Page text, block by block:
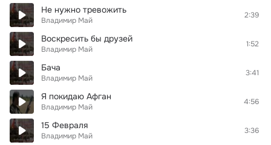
Не нужно тревожить
Владимир Май
2:39
Воскресить бы друзей
Владимир Май
1:52
Бача
Владимир Май
3:41
Я покидаю Афган
Владимир Май
4:56
15 Февраля
Владимир Май
3:36